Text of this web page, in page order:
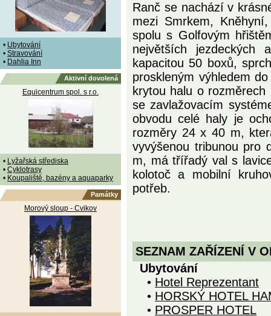
• Ubytování
• Stravování
• Dahlia Inn
Aktivní dovolená
Equicentrum spol. s r.o.
• Lyžařská střediska
• Cyklotrasy
• Koupaliště, bazény a aquaparky
Památky
Morový sloup - Cvikov
Ranč se nachází v
mezi Smrkem,
spolu s Golfovým
největších
kapacitou 50 boxů,
proskleným výhledem
krytou halu o
se zavlažovacím
obvodu celé haly je
rozměry 24 x 40 m,
vyvýšenou tribunou pro
m, má třířadý val s
kolotoč a mobilní
potřeb.
SEZNAM ZAŘÍZENÍ V
Ubytování
• Hotel Reprezentant
• HORSKÝ HOTEL
• PROSPER HOTEL